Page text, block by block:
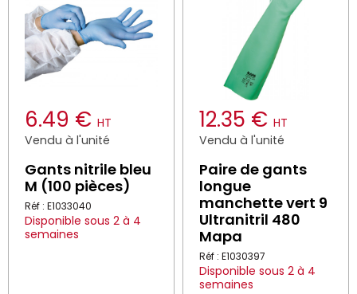
6.49 € HT
Vendu à l'unité
Gants nitrile bleu
M (100 pièces)
Réf : E1033040
Disponible sous 2 à 4
semaines
12.35 € HT
Vendu à l'unité
Paire de gants
longue
manchette vert 9
Ultranitril 480
Mapa
Réf : E1030397
Disponible sous 2 à 4
semaines